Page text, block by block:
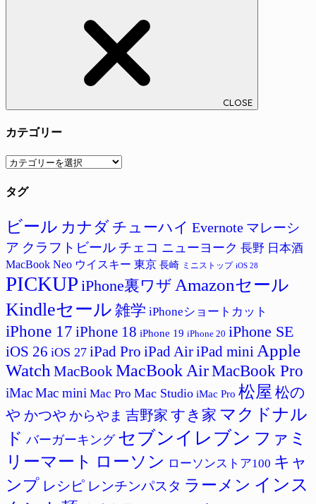
CLOSE
カテゴリー
カ
ゴ
ー
タグ
ビール カナダ チューハイ Evernote マレーシ
ア クラフトビール チェコ ニューヨーク 長野 日本酒
MacBook Neo ウイスキー 東京 長崎 ミニストップ iOS 28
PICKUP iPhone裏ワザ Amazonセール
Kindleセール 雑学 iPhoneショートカット
iPhone 17 iPhone 18 iPhone 19 iPhone 20 iPhone SE
iOS 26 iOS 27 iPad Pro iPad AiriPad mini Apple
Watch MacBookMacBook AirMacBook Pro
iMacMac mini Mac Pro Mac Studio iMac Pro 松屋 松の
や かつや からやま 吉野家 すき家 マクドナル
ド バーガーキング セブンイレブン ファミ
リーマート ローソン ローソンストア100 キャ
ンプ レシピ レンチンパスタ ラーメン インス